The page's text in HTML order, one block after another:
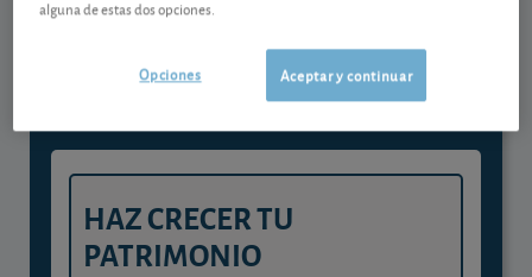
experta
y consigue que cada euro trabaje
para ti
HAZ CRECER TU
PATRIMONIO
alguna de estas dos opciones.
Aceptar y continuar
Opciones